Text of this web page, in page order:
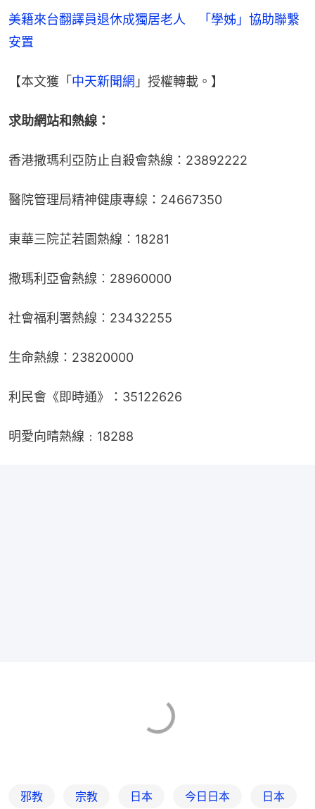
美籍來台翻譯員退休成獨居老人　「學姊」協助聯繫
安置
【本文獲「 中天新聞網 」授權轉載。】
求助網站和熱線：
香港撒瑪利亞防止自殺會熱線：23892222
醫院管理局精神健康專線：24667350
東華三院芷若園熱線︰18281
撒瑪利亞會熱線︰28960000
社會福利署熱線︰23432255
生命熱線：23820000
利民會《即時通》：35122626
明愛向晴熱線﹕18288
邪教 宗教 日本 今日日本 日本